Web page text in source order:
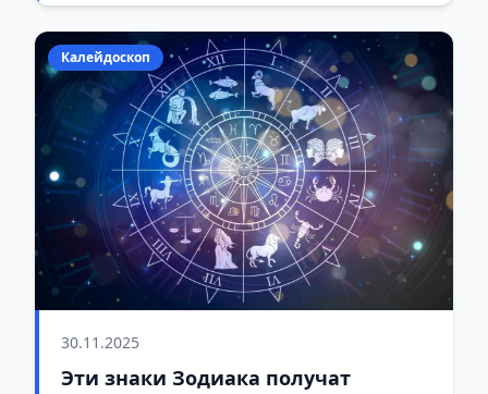
Калейдоскоп
30.11.2025
Эти знаки Зодиака получат